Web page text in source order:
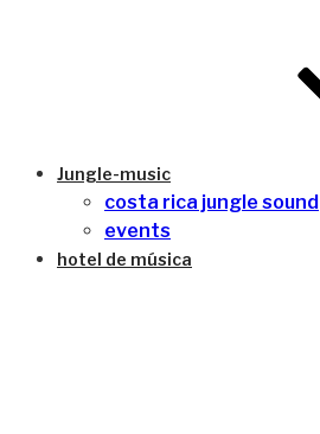
Jungle-music
costa rica jungle sound
events
hotel de música